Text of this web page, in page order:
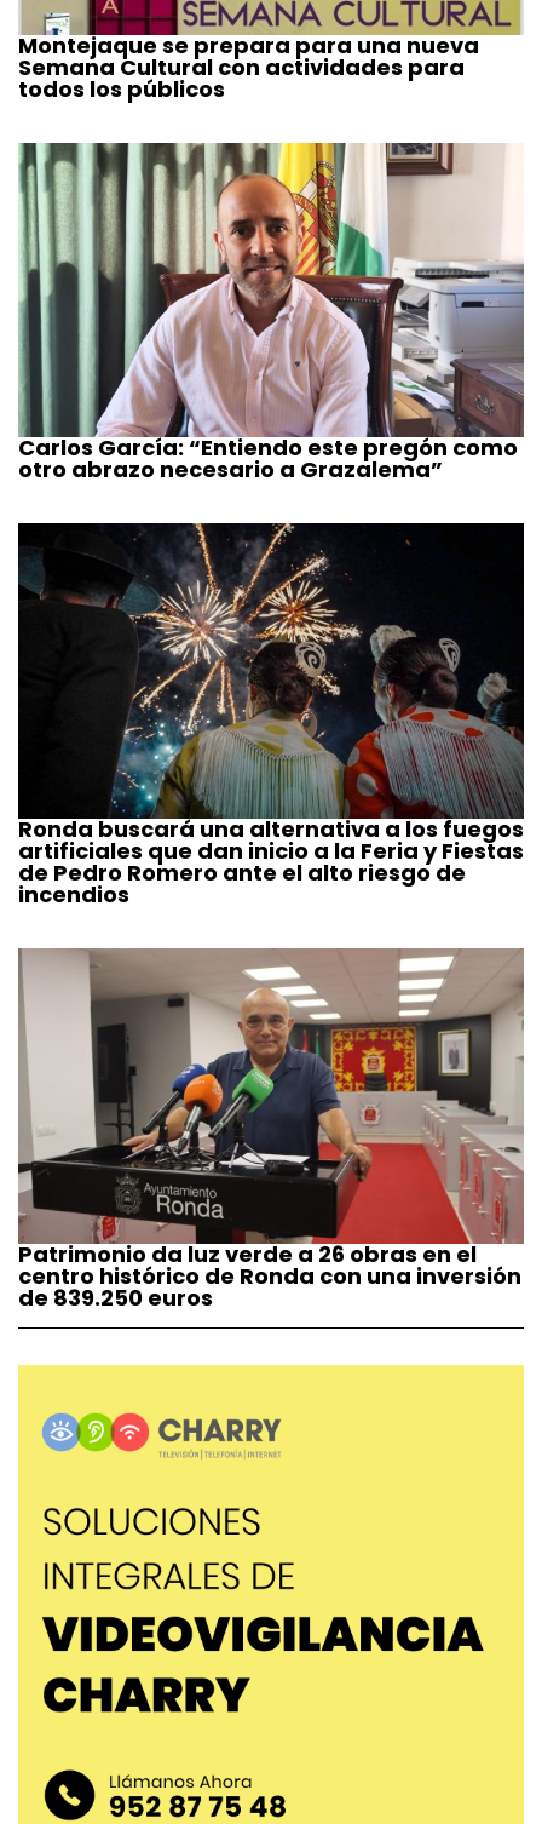
Montejaque se prepara para una nueva
Semana Cultural con actividades para
todos los públicos
Carlos García: “Entiendo este pregón como
otro abrazo necesario a Grazalema”
Ronda buscará una alternativa a los fuegos
artificiales que dan inicio a la Feria y Fiestas
de Pedro Romero ante el alto riesgo de
incendios
Patrimonio da luz verde a 26 obras en el
centro histórico de Ronda con una inversión
de 839.250 euros